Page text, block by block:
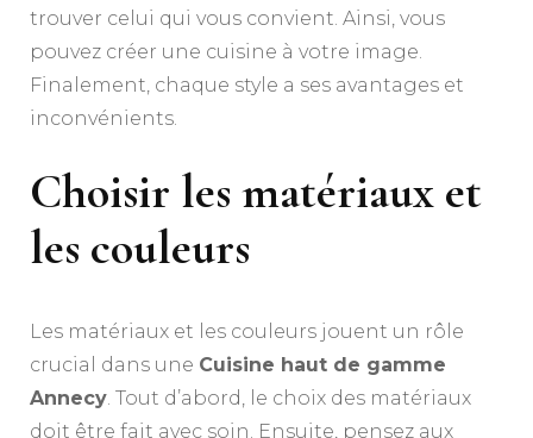
trouver celui qui vous convient. Ainsi, vous
pouvez créer une cuisine à votre image.
Finalement, chaque style a ses avantages et
inconvénients.
Choisir les matériaux et
les couleurs
Les matériaux et les couleurs jouent un rôle
crucial dans une Cuisine haut de gamme
Annecy. Tout d’abord, le choix des matériaux
doit être fait avec soin. Ensuite, pensez aux